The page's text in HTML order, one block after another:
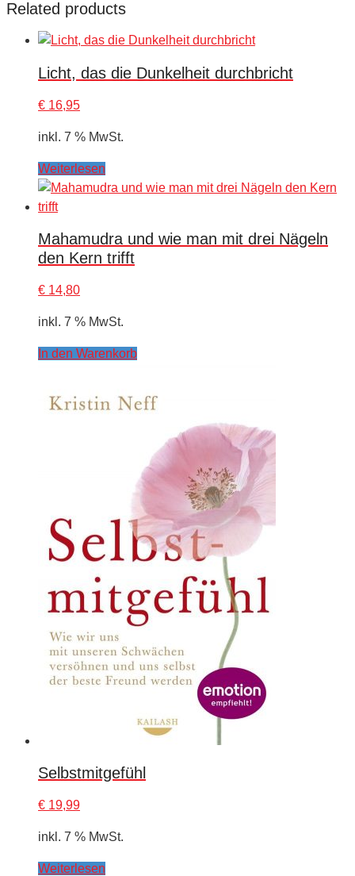
Related products
Licht, das die Dunkelheit durchbricht
€ 16,95
inkl. 7 % MwSt.
Weiterlesen
Mahamudra und wie man mit drei Nägeln
den Kern trifft
€ 14,80
inkl. 7 % MwSt.
In den Warenkorb
Selbstmitgefühl
€ 19,99
inkl. 7 % MwSt.
Weiterlesen